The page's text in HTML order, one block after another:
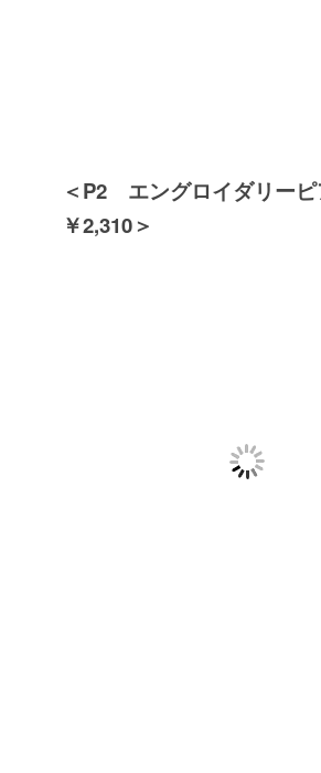
＜P2 エングロイダリー
￥2,310＞